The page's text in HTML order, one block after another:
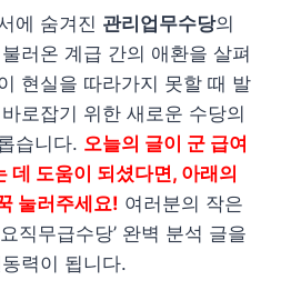
에 숨겨진 관리업무수당의
러온 계급 간의 애환을 살펴
현실을 따라가지 못할 때 발
로잡기 위한 새로운 수당의
습니다. 오늘의 글이 군 급여
데 도움이 되셨다면, 아래의
눌러주세요! 여러분의 작은
직무급수당’ 완벽 분석 글을
력이 됩니다.